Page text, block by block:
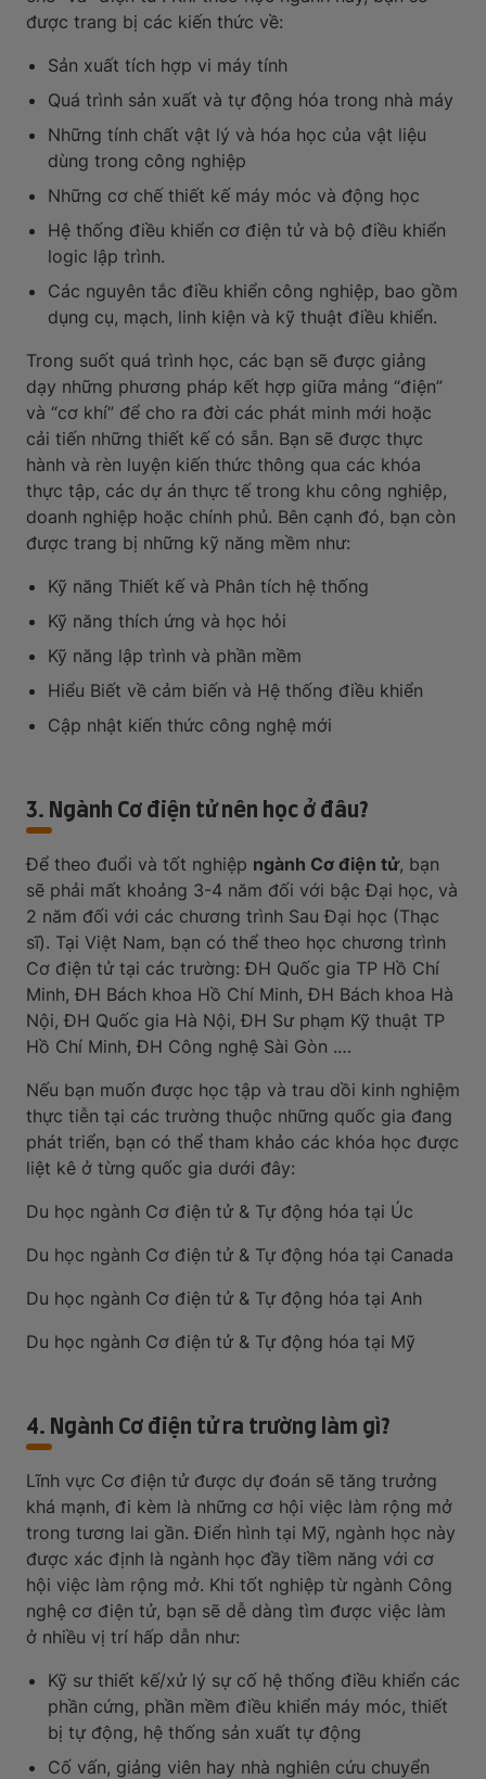
được trang bị các kiến thức về:
Sản xuất tích hợp vi máy tính
Quá trình sản xuất và tự động hóa trong nhà máy
Những tính chất vật lý và hóa học của vật liệu
dùng trong công nghiệp
Những cơ chế thiết kế máy móc và động học
Hệ thống điều khiển cơ điện tử và bộ điều khiển
logic lập trình.
Các nguyên tắc điều khiển công nghiệp, bao gồm
dụng cụ, mạch, linh kiện và kỹ thuật điều khiển.
Trong suốt quá trình học, các bạn sẽ được giảng
dạy những phương pháp kết hợp giữa mảng “điện”
và “cơ khí” để cho ra đời các phát minh mới hoặc
cải tiến những thiết kế có sẵn. Bạn sẽ được thực
hành và rèn luyện kiến thức thông qua các khóa
thực tập, các dự án thực tế trong khu công nghiệp,
doanh nghiệp hoặc chính phủ. Bên cạnh đó, bạn còn
được trang bị những kỹ năng mềm như:
Kỹ năng Thiết kế và Phân tích hệ thống
Kỹ năng thích ứng và học hỏi
Kỹ năng lập trình và phần mềm
Hiểu Biết về cảm biến và Hệ thống điều khiển
Cập nhật kiến thức công nghệ mới
3. Ngành Cơ điện tử nên học ở đâu?
Để theo đuổi và tốt nghiệp ngành Cơ điện tử, bạn
sẽ phải mất khoảng 3-4 năm đối với bậc Đại học, và
2 năm đối với các chương trình Sau Đại học (Thạc
sĩ). Tại Việt Nam, bạn có thể theo học chương trình
Cơ điện tử tại các trường: ĐH Quốc gia TP Hồ Chí
Minh, ĐH Bách khoa Hồ Chí Minh, ĐH Bách khoa Hà
Nội, ĐH Quốc gia Hà Nội, ĐH Sư phạm Kỹ thuật TP
Hồ Chí Minh, ĐH Công nghệ Sài Gòn .…
Nếu bạn muốn được học tập và trau dồi kinh nghiệm
thực tiễn tại các trường thuộc những quốc gia đang
phát triển, bạn có thể tham khảo các khóa học được
liệt kê ở từng quốc gia dưới đây:
Du học ngành Cơ điện tử & Tự động hóa tại Úc
Du học ngành Cơ điện tử & Tự động hóa tại Canada
Du học ngành Cơ điện tử & Tự động hóa tại Anh
Du học ngành Cơ điện tử & Tự động hóa tại Mỹ
4. Ngành Cơ điện tử ra trường làm gì?
Lĩnh vực Cơ điện tử được dự đoán sẽ tăng trưởng
khá mạnh, đi kèm là những cơ hội việc làm rộng mở
trong tương lai gần. Điển hình tại Mỹ, ngành học này
được xác định là ngành học đầy tiềm năng với cơ
hội việc làm rộng mở. Khi tốt nghiệp từ ngành Công
nghệ cơ điện tử, bạn sẽ dễ dàng tìm được việc làm
ở nhiều vị trí hấp dẫn như:
Kỹ sư thiết kế/xử lý sự cố hệ thống điều khiển các
phần cứng, phần mềm điều khiển máy móc, thiết
bị tự động, hệ thống sản xuất tự động
Cố vấn, giảng viên hay nhà nghiên cứu chuyển